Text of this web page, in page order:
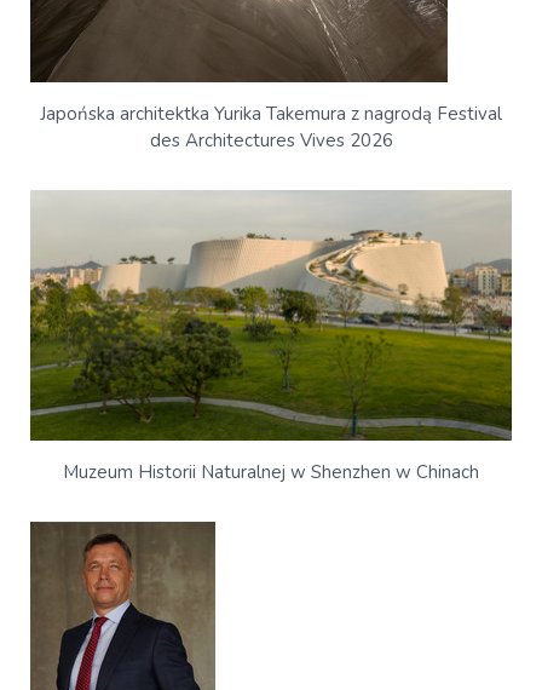
Japońska architektka Yurika Takemura z nagrodą Festival
des Architectures Vives 2026
Muzeum Historii Naturalnej w Shenzhen w Chinach